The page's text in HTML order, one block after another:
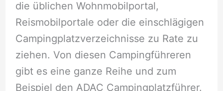
die üblichen Wohnmobilportal,
Reismobilportale oder die einschlägigen
Campingplatzverzeichnisse zu Rate zu
ziehen. Von diesen Campingführeren
gibt es eine ganze Reihe und zum
Beispiel den ADAC Campingplatzführer.